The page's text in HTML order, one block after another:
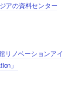
アの資料センター
リノベーションアイ
」